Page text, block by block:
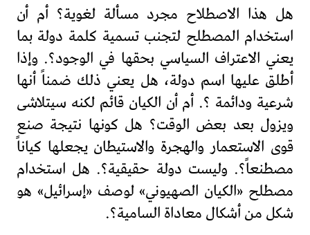
هل هذا الاصطلاح مجرد مسألة لغوية؟ أم أن
استخدام المصطلح لتجنب تسمية كلمة دولة بما
يعني الاعتراف السياسي بحقها في الوجود؟. وإذا
أطلق عليها اسم دولة، هل يعني ذلك ضمناً أنها
شرعية ودائمة ؟. أم أن الكيان قائم لكنه سيتلاشى
ويزول بعد بعض الوقت؟ هل كونها نتيجة صنع
قوى الاستعمار والهجرة والاستيطان يجعلها كياناً
مصطنعاً؟. وليست دولة حقيقية؟. هل استخدام
مصطلح «الكيان الصهيوني» لوصف «إسرائيل» هو
شكل من أشكال معاداة السامية؟.